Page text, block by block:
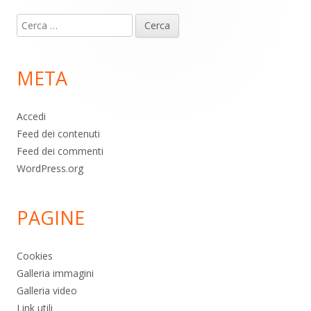
piè
pagina
Ricerca
per:
META
Accedi
Feed dei contenuti
Feed dei commenti
WordPress.org
PAGINE
Cookies
Galleria immagini
Galleria video
Link utili